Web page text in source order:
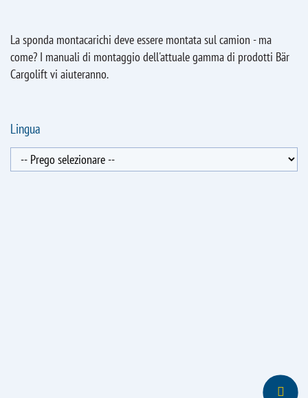
La sponda montacarichi deve essere montata sul camion - ma
come? I manuali di montaggio dell'attuale gamma di prodotti Bär
Cargolift vi aiuteranno.
Lingua